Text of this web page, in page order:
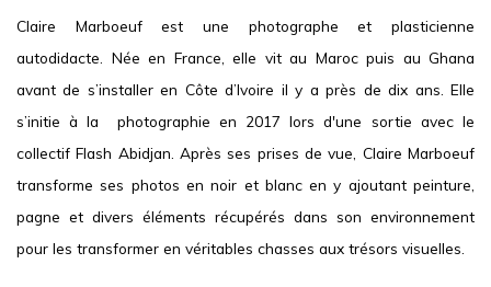
Claire Marboeuf est une photographe et plasticienne
autodidacte. Née en France, elle vit au Maroc puis au Ghana
avant de s’installer en Côte d’Ivoire il y a près de dix ans. Elle
s’initie à la photographie en 2017 lors d'une sortie avec le
collectif Flash Abidjan. Après ses prises de vue, Claire Marboeuf
transforme ses photos en noir et blanc en y ajoutant peinture,
pagne et divers éléments récupérés dans son environnement
pour les transformer en véritables chasses aux trésors visuelles.